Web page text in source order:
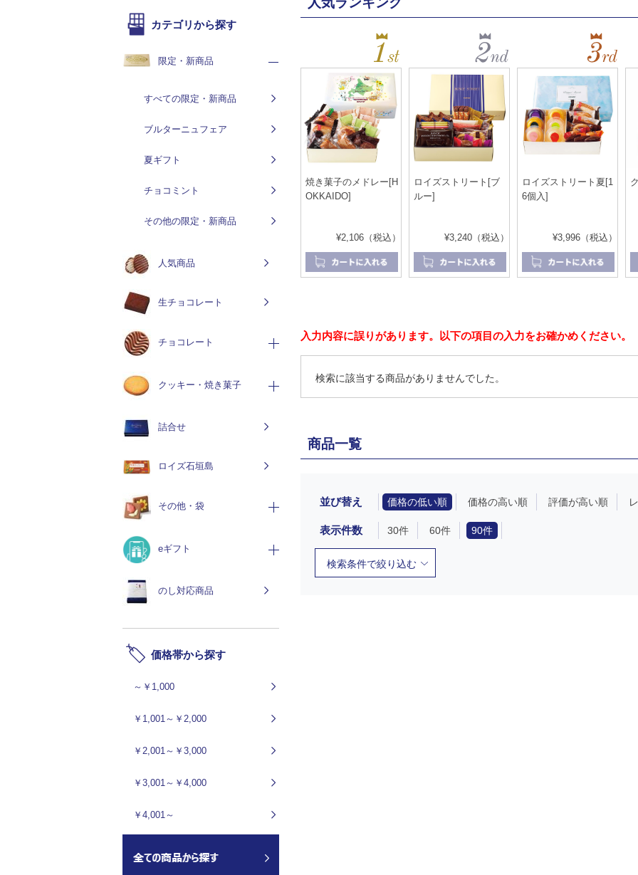
焼き菓子のメドレー[H
OKKAIDO]
¥2,106（税込）
ロイズストリート[ブ
ルー]
¥3,240（税込）
ロイズストリート夏[1
6個入]
¥3,996（税込）
入力内容に誤りがあります。以下の項目の入力をお確かめください。
検索に該当する商品がありませんでした。
商品一覧
並び替え 価格の低い順 価格の高い順 評価が高い順
表示件数 30件 60件 90件
検索条件で絞り込む
カテゴリから探す
限定・新商品
すべての限定・新商品
ブルターニュフェア
夏ギフト
チョコミント
その他の限定・新商品
人気商品
生チョコレート
チョコレート
クッキー・焼き菓子
詰合せ
ロイズ石垣島
その他・袋
eギフト
のし対応商品
価格帯から探す
～￥1,000
￥1,001～￥2,000
￥2,001～￥3,000
￥3,001～￥4,000
￥4,001～